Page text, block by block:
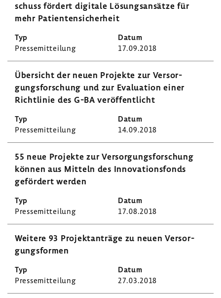
schuss fördert digi­tale Lösungs­an­sätze für
mehr Pati­en­ten­si­cher­heit
Pres­se­mit­tei­lung 17.09.2018
Über­sicht der neuen Projekte zur Versor­
gungs­for­schung und zur Evalua­tion einer
Richt­linie des G-BA veröf­fent­licht
Pres­se­mit­tei­lung 14.09.2018
55 neue Projekte zur Versor­gungs­for­schung
können aus Mitteln des Inno­va­ti­ons­fonds
geför­dert werden
Pres­se­mit­tei­lung 17.08.2018
Weitere 93 Projekt­an­träge zu neuen Versor­
gungs­formen
Pres­se­mit­tei­lung 27.03.2018